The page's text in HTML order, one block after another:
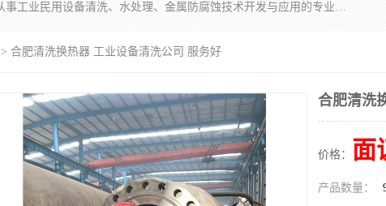
武汉洁利友环境技术有限公司是从事工业民用设备清洗、水处理、金属防腐蚀技术开发与应用的专业化公司。公司经过十余年发展积累了丰富的清洗经验，服务过的客户达到500余家，清洗的各类工业设备共计3000余台。
> 合肥清洗换热器 工业设备清洗公司 服务好
合肥清洗
价格： 面
产品数量：